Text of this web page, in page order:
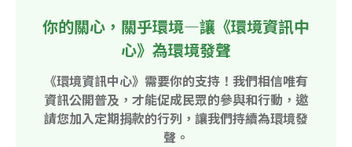
你的關心，關乎環境—讓《環境資訊中
心》為環境發聲
《環境資訊中心》需要你的支持！我們相信唯有
資訊公開普及，才能促成民眾的參與和行動，邀
請您加入定期捐款的行列，讓我們持續為環境發
聲。